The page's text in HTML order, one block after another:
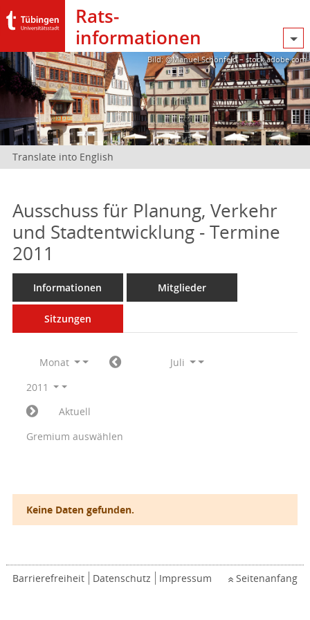
Rats­
informationen
Bild: @Manuel Schönfeld – stock.adobe.com
Translate into English
Ausschuss für Planung, Verkehr
und Stadtentwicklung - Termine
2011
Informationen Mitglieder
Sitzungen
Monat
Juli
2011
Aktuell
Gremium auswählen
Keine Daten gefunden.
Barrierefreiheit Datenschutz Impressum Seitenanfang